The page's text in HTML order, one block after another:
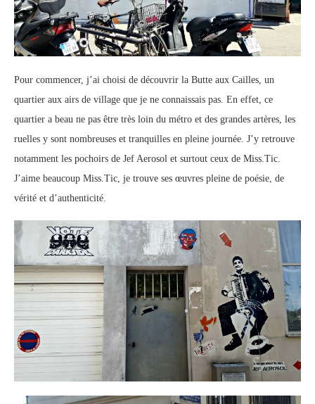
Pour commencer, j’ai choisi de découvrir la Butte aux Cailles, un
quartier aux airs de village que je ne connaissais pas. En effet, ce
quartier a beau ne pas être très loin du métro et des grandes artères, les
ruelles y sont nombreuses et tranquilles en pleine journée. J’y retrouve
notamment les pochoirs de Jef Aerosol et surtout ceux de Miss.Tic.
J’aime beaucoup Miss.Tic, je trouve ses œuvres pleine de poésie, de
vérité et d’authenticité.